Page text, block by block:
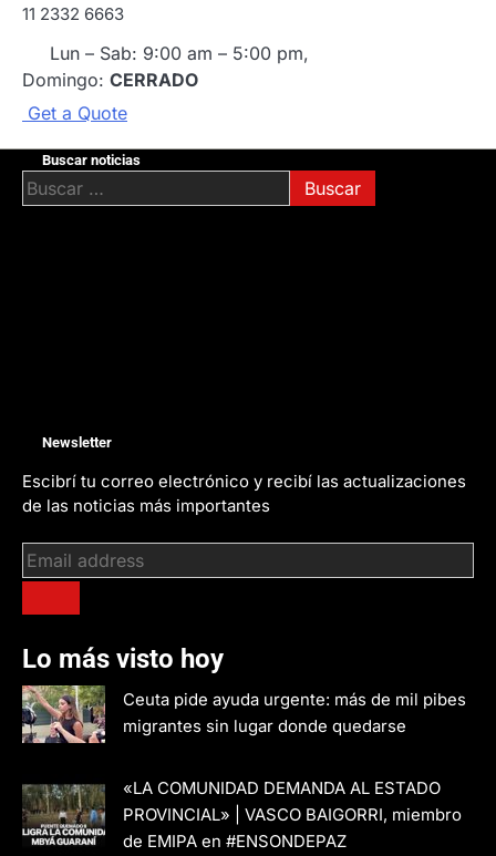
11 2332 6663
Lun – Sab: 9:00 am – 5:00 pm,
Domingo: CERRADO
Get a Quote
Buscar noticias
Buscar:
Newsletter
Escibrí tu correo electrónico y recibí las actualizaciones
de las noticias más importantes
Lo más visto hoy
Ceuta pide ayuda urgente: más de mil pibes
migrantes sin lugar donde quedarse
«LA COMUNIDAD DEMANDA AL ESTADO
PROVINCIAL» | VASCO BAIGORRI, miembro
de EMIPA en #ENSONDEPAZ